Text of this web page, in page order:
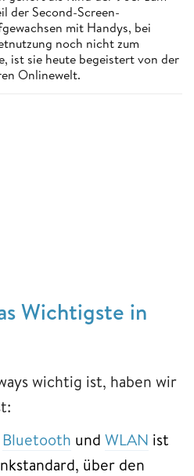
der Second-Screen-
mit Handys, bei
noch nicht zum
ist sie heute begeistert von der
Onlinewelt.
Wichtigste in
wichtig ist, haben wir
Bluetooth und WLAN ist
über den